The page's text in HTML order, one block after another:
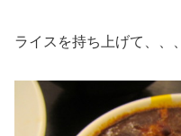
ライスを持ち上げて、、、